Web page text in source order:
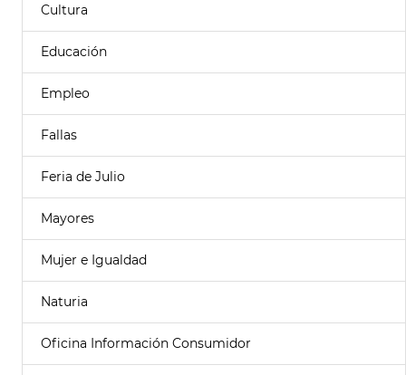
Cultura
Educación
Empleo
Fallas
Feria de Julio
Mayores
Mujer e Igualdad
Naturia
Oficina Información Consumidor